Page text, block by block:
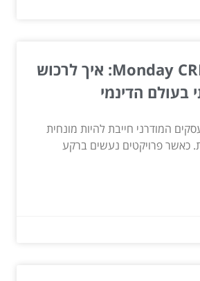
סודות על Monday CRM: איך לרכוש
בעולם הדינמי
המודרני חייבת להיות מונחית
כאשר פרויקטים נעשים ברקע